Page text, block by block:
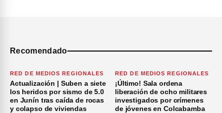
Recomendado
RED DE MEDIOS REGIONALES
Actualización | Suben a siete
los heridos por sismo de 5.0
en Junín tras caída de rocas
y colapso de viviendas
RED DE MEDIOS REGIONALES
¡Último! Sala ordena
liberación de ocho militares
investigados por crímenes
de jóvenes en Colcabamba